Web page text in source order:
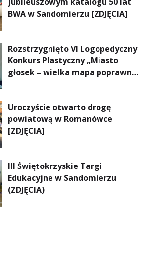
BWA w Sandomierzu [ZDJĘCIA]
Rozstrzygnięto VI Logopedyczny
Konkurs Plastyczny „Miasto
głosek – wielka mapa poprawnej
Uroczyście otwarto drogę
powiatową w Romanówce
[ZDJĘCIA]
III Świętokrzyskie Targi
Edukacyjne w Sandomierzu
(ZDJĘCIA)